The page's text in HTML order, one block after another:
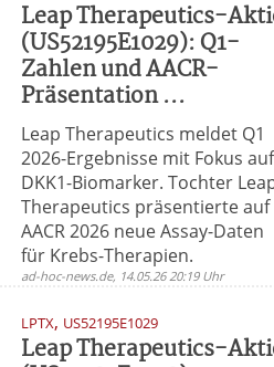
Leap Therapeutics-
(US52195E1029): Q1-
Zahlen und AACR-
Präsentation ...
Leap Therapeutics meldet Q1
2026-Ergebnisse mit Fokus auf
DKK1-Biomarker. Tochter
Therapeutics präsentierte auf
AACR 2026 neue Assay-Daten
für Krebs-Therapien.
ad-hoc-news.de, 14.05.26 20:19 Uhr
LPTX, US52195E1029
Leap Therapeutics-